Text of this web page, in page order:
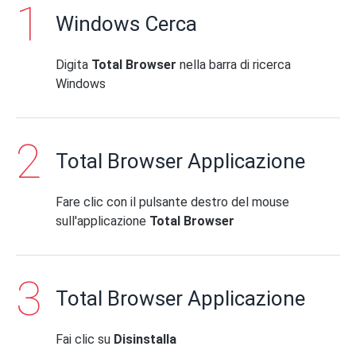
Windows Cerca
Digita Total Browser nella barra di ricerca
Windows
Total Browser Applicazione
Fare clic con il pulsante destro del mouse
sull'applicazione Total Browser
Total Browser Applicazione
Fai clic su Disinstalla